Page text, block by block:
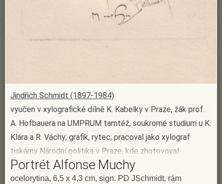
Jindřich Schmidt (1897-1984)
vyučen v xylografické dílně K. Kabelky v Praze, žák prof.
A. Hofbauera na UMPRUM tamtéž, soukromé studium u K.
Klára a R. Váchy; grafik, rytec; pracoval jako xylograf
tiskárny Národní politika v Praze, kde zhotovoval
dřevoryty pro knihtisk; od 1939 byl faktorem ryteckého a
galvanoplastického oddělení tiskárny Národní banky
Portrét Alfonse Muchy
ocelorytina, 6,5 x 4,3 cm, sign. PD JSchmidt, rám